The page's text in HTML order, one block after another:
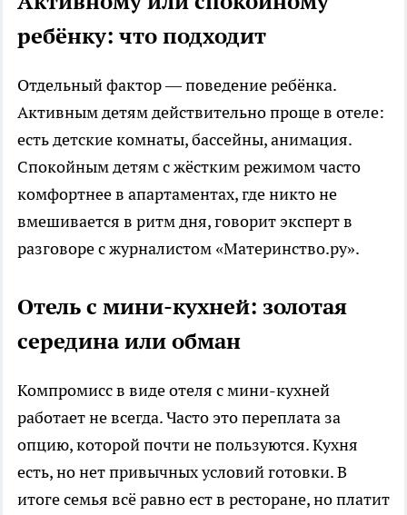
ребёнку: что подходит
Отдельный фактор — поведение ребёнка.
Активным детям действительно проще в отеле:
есть детские комнаты, бассейны, анимация.
Спокойным детям с жёстким режимом часто
комфортнее в апартаментах, где никто не
вмешивается в ритм дня, говорит эксперт в
разговоре с журналистом «Материнство.ру».
Отель с мини-кухней: золотая
середина или обман
Компромисс в виде отеля с мини-кухней
работает не всегда. Часто это переплата за
опцию, которой почти не пользуются. Кухня
есть, но нет привычных условий готовки. В
итоге семья всё равно ест в ресторане, но платит